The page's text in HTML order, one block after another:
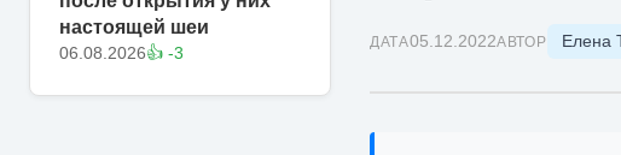
настоящей шеи
06.08.2026👍 -3
ДАТА05.12.2022АВТОР Елена